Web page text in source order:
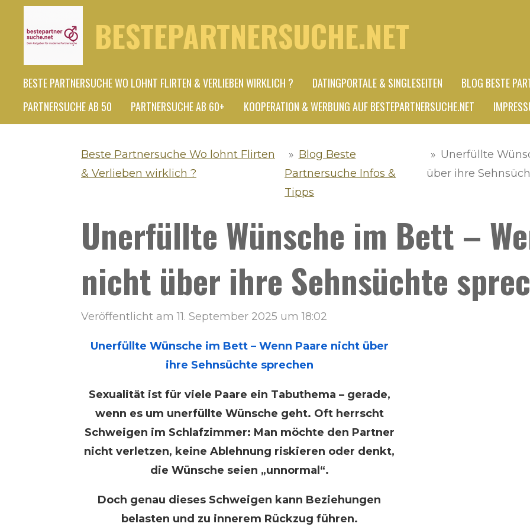
Hauptinhalt
BESTEPARTNERSUCHE.NET
BESTE PARTNERSUCHE WO LOHNT FLIRTEN & VERLIEBEN WIRKLICH ? DATINGPORTALE & SINGLESEITEN
BLOG BESTE
PARTNERSUCHE AB 50
PARTNERSUCHE AB 60+ KOOPERATION & WERBUNG AUF BESTEPARTNERSUCHE.NET
Beste Partnersuche Wo lohnt Flirten
& Verlieben wirklich ?
» Blog Beste
Partnersuche Infos &
Tipps
» Unerfüllte
über ihre
Unerfüllte Wünsche im Bett –
nicht über ihre Sehnsüchte
Veröffentlicht am 11. September 2025 um 18:02
Unerfüllte Wünsche im Bett – Wenn Paare nicht über
ihre Sehnsüchte sprechen
Sexualität ist für viele Paare ein Tabuthema – gerade,
wenn es um unerfüllte Wünsche geht. Oft herrscht
Schweigen im Schlafzimmer: Man möchte den Partner
nicht verletzen, keine Ablehnung riskieren oder denkt,
die Wünsche seien „unnormal“.
Doch genau dieses Schweigen kann Beziehungen
belasten und zu innerem Rückzug führen.